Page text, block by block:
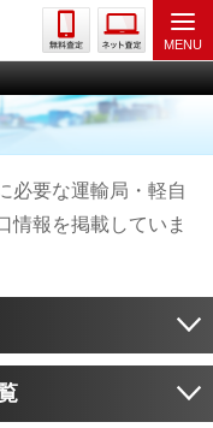
必要な運輸局・軽自
情報を掲載していま